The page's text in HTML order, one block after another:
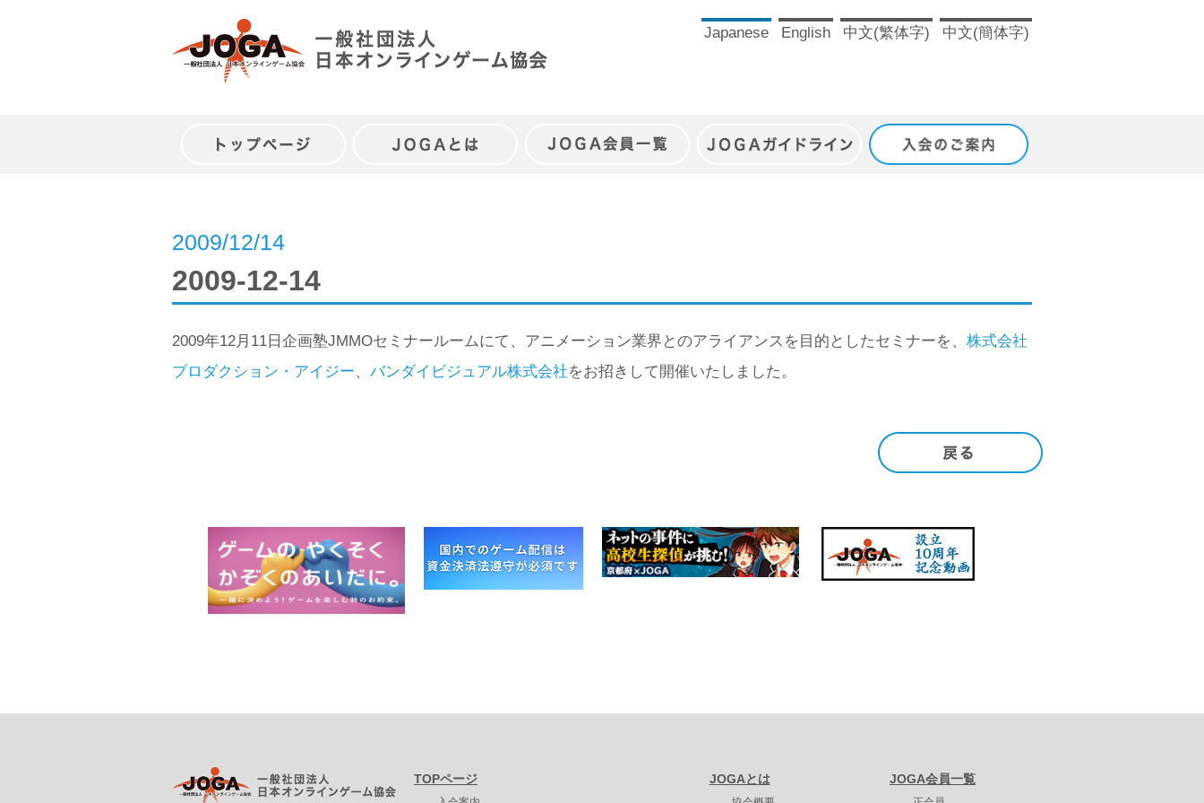
Japanese English 中文(繁体字) 中文(簡体字)
トップページ JOGAとは JOGA会員一覧 JOGAガイドライン 入会のご案内
2009/12/14
2009-12-14
2009年12月11日企画塾JMMOセミナールームにて、アニメーション業界とのアライアンスを目的としたセミナーを、 株式会社
プロダクション・アイジー、 バンダイビジュアル株式会社をお招きして開催いたしました。
TOPページ JOGAとは JOGA会員一覧